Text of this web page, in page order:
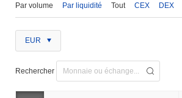
Par volume Par liquidité Tout CEX DEX
EUR
Rechercher